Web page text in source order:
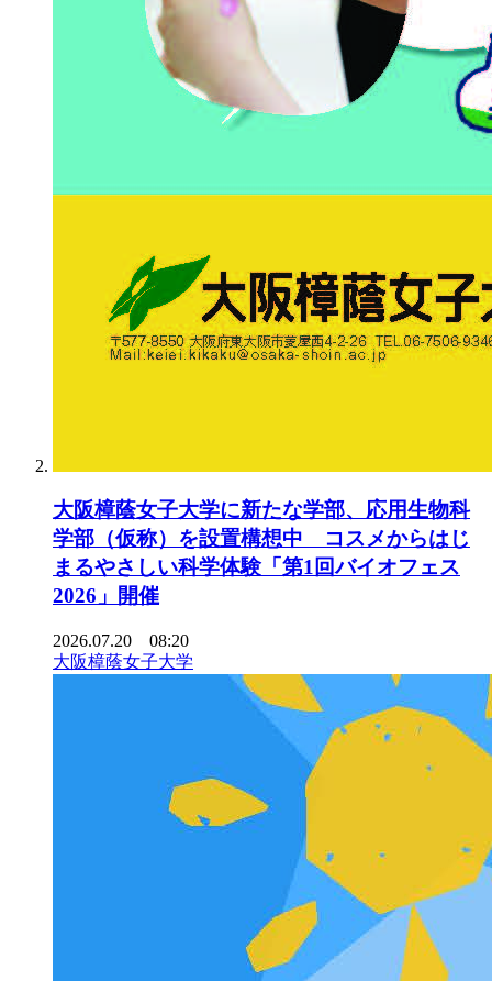
大阪樟蔭女子大学に新たな学部、応用生物科
学部（仮称）を設置構想中 コスメからはじ
まるやさしい科学体験「第1回バイオフェス
2026」開催
2026.07.20 08:20
大阪樟蔭女子大学